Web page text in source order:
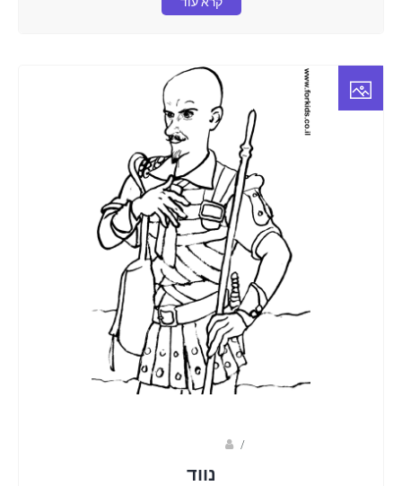
/
נווד